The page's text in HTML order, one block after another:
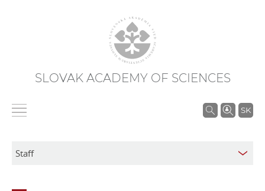
SLOVAK ACADEMY OF SCIENCES
SK
S